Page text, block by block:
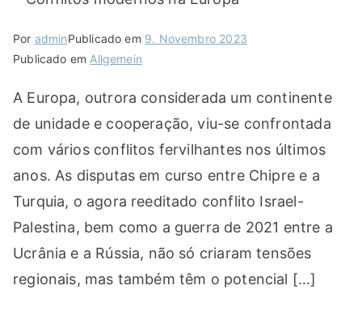
Por adminPublicado em 9. Novembro 2023
Publicado em Allgemein
A Europa, outrora considerada um continente
de unidade e cooperação, viu-se confrontada
com vários conflitos fervilhantes nos últimos
anos. As disputas em curso entre Chipre e a
Turquia, o agora reeditado conflito Israel-
Palestina, bem como a guerra de 2021 entre a
Ucrânia e a Rússia, não só criaram tensões
regionais, mas também têm o potencial […]